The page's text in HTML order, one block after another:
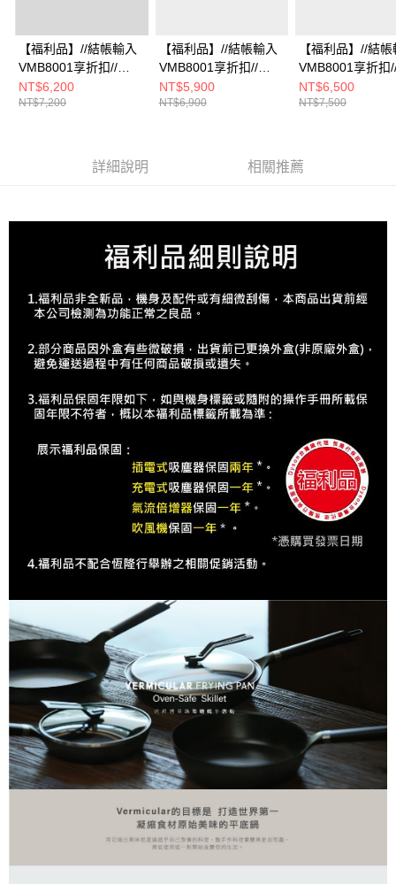
【福利品】//結帳輸入
VMB8001享折扣//
VERMICULAR 琺瑯鑄
鐵平底鍋 SMART
NT$6,200
NT$7,200
【福利品】//結帳輸入
VMB8001享折扣//
VERMICULAR 烤箱適
用琺瑯鑄鐵平底鍋
NT$5,900
NT$6,900
【福利品】//結
VMB8001享折扣
VERMICULAR
用琺瑯鑄鐵平底
NT$6,500
NT$7,500
詳細說明 相關推薦